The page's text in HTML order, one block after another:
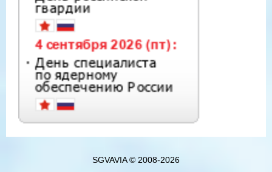
SGVAVIA © 2008-2026